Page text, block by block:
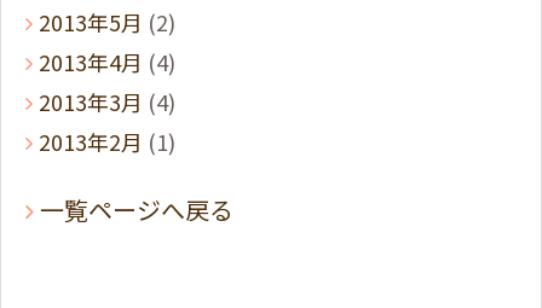
2013年5月 (2)
2013年4月 (4)
2013年3月 (4)
2013年2月 (1)
一覧ページへ戻る